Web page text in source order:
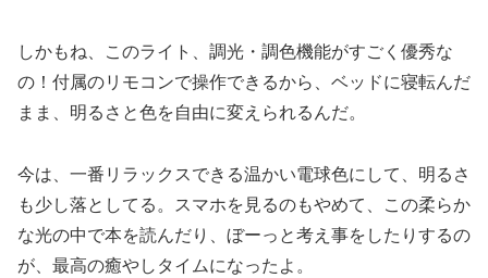
しかもね、このライト、調光・調色機能がすごく優秀な
の！付属のリモコンで操作できるから、ベッドに寝転んだ
まま、明るさと色を自由に変えられるんだ。
今は、一番リラックスできる温かい電球色にして、明るさ
も少し落としてる。スマホを見るのもやめて、この柔らか
な光の中で本を読んだり、ぼーっと考え事をしたりするの
が、最高の癒やしタイムになったよ。